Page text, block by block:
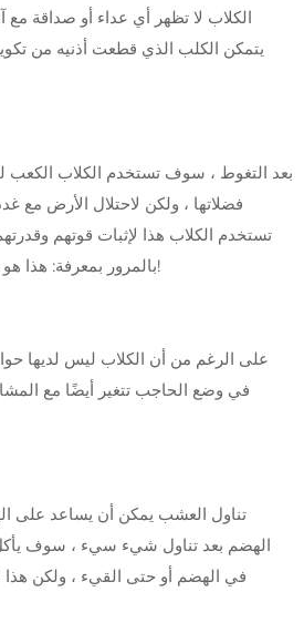
الكلاب لا تظهر أي عداء أو صداقة مع
يتمكن الكلب الذي قطعت أذنيه من
بعد التغوط ، سوف تستخدم الكلاب الكعب
فضلاتها ، ولكن لاحتلال الأرض مع
تستخدم الكلاب هذا لإثبات قوتهم
بالمرور بمعرفة: هذا هو مكاني ، لذلك أنا مدرب هنا!
على الرغم من أن الكلاب ليس لديها
في وضع الحاجب تتغير أيضًا مع
تناول العشب يمكن أن يساعد على
الهضم بعد تناول شيء سيء ، سوف
في الهضم أو حتى القيء ، ولكن